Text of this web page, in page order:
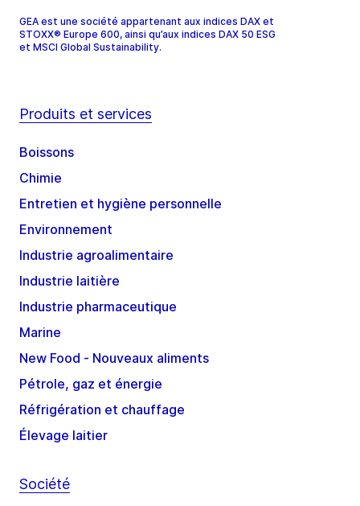
GEA est une société appartenant aux indices DAX et
STOXX® Europe 600, ainsi qu’aux indices DAX 50 ESG
et MSCI Global Sustainability.
Produits et services
Boissons
Chimie
Entretien et hygiène personnelle
Environnement
Industrie agroalimentaire
Industrie laitière
Industrie pharmaceutique
Marine
New Food - Nouveaux aliments
Pétrole, gaz et énergie
Réfrigération et chauffage
Élevage laitier
Société